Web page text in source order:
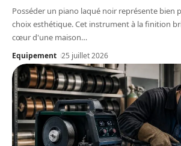
Posséder un piano laqué noir représente bien
choix esthétique. Cet instrument à la finition
cœur d'une maison…
Equipement 25 juillet 2026